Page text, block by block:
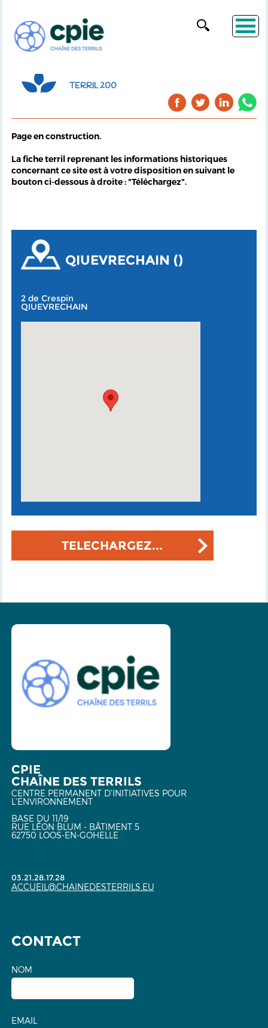
TERRIL 200
Page en construction.
La fiche terril reprenant les informations historiques
concernant ce site est à votre disposition en suivant le
bouton ci-dessous à droite : "Téléchargez".
QIUEVRECHAIN ()
2 de Crespin
QIUEVRECHAIN
TELECHARGEZ...
CPIE
CHAÎNE DES TERRILS
CENTRE PERMANENT D'INITIATIVES POUR
L'ENVIRONNEMENT
BASE DU 11/19
RUE LÉON BLUM - BÂTIMENT 5
62750 LOOS-EN-GOHELLE
03.21.28.17.28
ACCUEIL@CHAINEDESTERRILS.EU
CONTACT
NOM
EMAIL